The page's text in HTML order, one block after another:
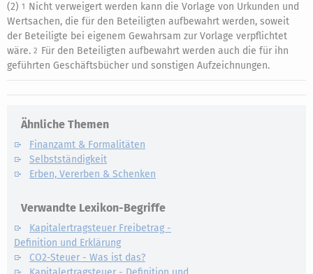
(2) 1 Nicht verweigert werden kann die Vorlage von Urkunden und
Wertsachen, die für den Beteiligten aufbewahrt werden, soweit
der Beteiligte bei eigenem Gewahrsam zur Vorlage verpflichtet
wäre. 2 Für den Beteiligten aufbewahrt werden auch die für ihn
geführten Geschäftsbücher und sonstigen Aufzeichnungen.
Ähnliche Themen
Finanzamt & Formalitäten
Selbstständigkeit
Erben, Vererben & Schenken
Verwandte Lexikon-Begriffe
Kapitalertragsteuer Freibetrag -
Definition und Erklärung
CO2-Steuer - Was ist das?